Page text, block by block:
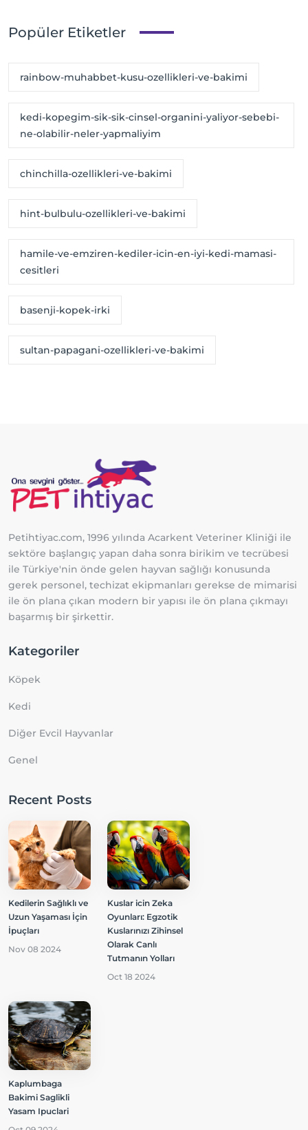
Popüler Etiketler
rainbow-muhabbet-kusu-ozellikleri-ve-bakimi
kedi-kopegim-sik-sik-cinsel-organini-yaliyor-sebebi-
ne-olabilir-neler-yapmaliyim
chinchilla-ozellikleri-ve-bakimi
hint-bulbulu-ozellikleri-ve-bakimi
hamile-ve-emziren-kediler-icin-en-iyi-kedi-mamasi-
cesitleri
basenji-kopek-irki
sultan-papagani-ozellikleri-ve-bakimi
Petihtiyac.com, 1996 yılında Acarkent Veteriner Kliniği ile
sektöre başlangıç yapan daha sonra birikim ve tecrübesi
ile Türkiye'nin önde gelen hayvan sağlığı konusunda
gerek personel, techizat ekipmanları gerekse de mimarisi
ile ön plana çıkan modern bir yapısı ile ön plana çıkmayı
başarmış bir şirkettir.
Kategoriler
Köpek
Kedi
Diğer Evcil Hayvanlar
Genel
Recent Posts
Kedilerin Sağlıklı ve
Uzun Yaşaması İçin
İpuçları
Nov 08 2024
Kuslar icin Zeka
Oyunları: Egzotik
Kuslarınızı Zihinsel
Olarak Canlı
Tutmanın Yolları
Oct 18 2024
Kaplumbaga
Bakimi Saglikli
Yasam Ipuclari